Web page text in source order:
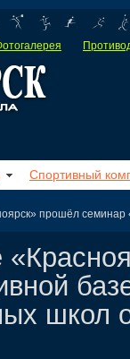
Спортивный
прошёл семинар
школ